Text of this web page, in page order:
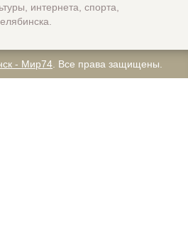
интернета, спорта,
- Мир74 . Все права защищены.